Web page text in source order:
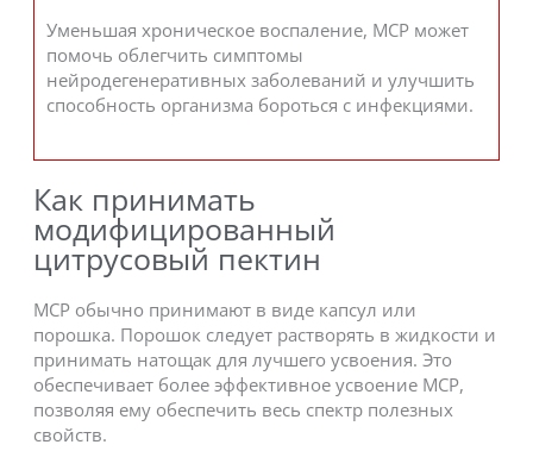
Уменьшая хроническое воспаление, MCP может
помочь облегчить симптомы
нейродегенеративных заболеваний и улучшить
способность организма бороться с инфекциями.
Как принимать
модифицированный
цитрусовый пектин
MCP обычно принимают в виде капсул или
порошка. Порошок следует растворять в жидкости и
принимать натощак для лучшего усвоения. Это
обеспечивает более эффективное усвоение MCP,
позволяя ему обеспечить весь спектр полезных
свойств.